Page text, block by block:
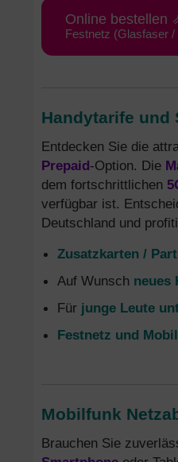
Online bestellen
Festnetz (Glasfaser /
Handytarife und
Entdecken Sie die
Prepaid-Option. Die
dem fortschrittlichen
verfügbar ist.
Deutschland und
Zusatzkarten /
Auf Wunsch neues
Für junge Leute
Festnetz und
Mobilfunk
Brauchen Sie